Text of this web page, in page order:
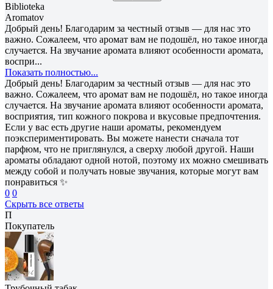
Biblioteka
Aromatov
Добрый день! Благодарим за честный отзыв — для нас это
важно. Сожалеем, что аромат вам не подошёл, но такое иногда
случается. На звучание аромата влияют особенности аромата,
воспри...
Показать полностью...
Добрый день! Благодарим за честный отзыв — для нас это
важно. Сожалеем, что аромат вам не подошёл, но такое иногда
случается. На звучание аромата влияют особенности аромата,
восприятия, тип кожного покрова и вкусовые предпочтения.
Если у вас есть другие наши ароматы, рекомендуем
поэкспериментировать. Вы можете нанести сначала тот
парфюм, что не приглянулся, а сверху любой другой. Наши
ароматы обладают одной нотой, поэтому их можно смешивать
между собой и получать новые звучания, которые могут вам
понравиться ✨
0 0
Скрыть все ответы
П
Покупатель